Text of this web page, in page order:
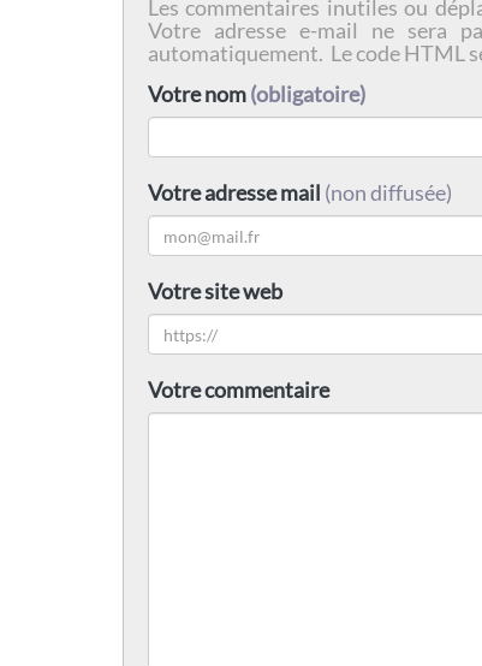
Les commentaires inutiles ou
Votre adresse e-mail ne sera
automatiquement. Le code HTML
Votre nom(obligatoire)
Votre adresse mail (non diffusée)
Votre site web
Votre commentaire